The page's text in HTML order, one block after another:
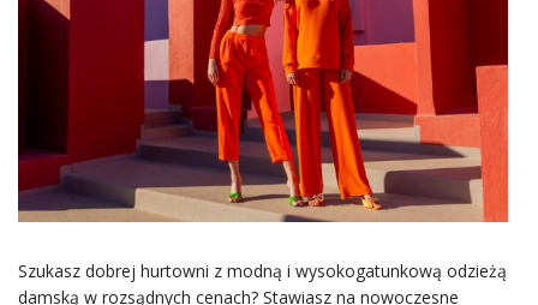
Szukasz dobrej hurtowni z modną i wysokogatunkową odzieżą
damską w rozsądnych cenach? Stawiasz na nowoczesne